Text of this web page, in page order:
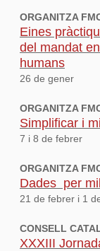
ORGANITZA
Eines
del mandat
humans
26 de gener
ORGANITZA
Simplificar i
7 i 8 de febrer
ORGANITZA
Dades per
21 de febrer i 1
CONSELL
XXXIII